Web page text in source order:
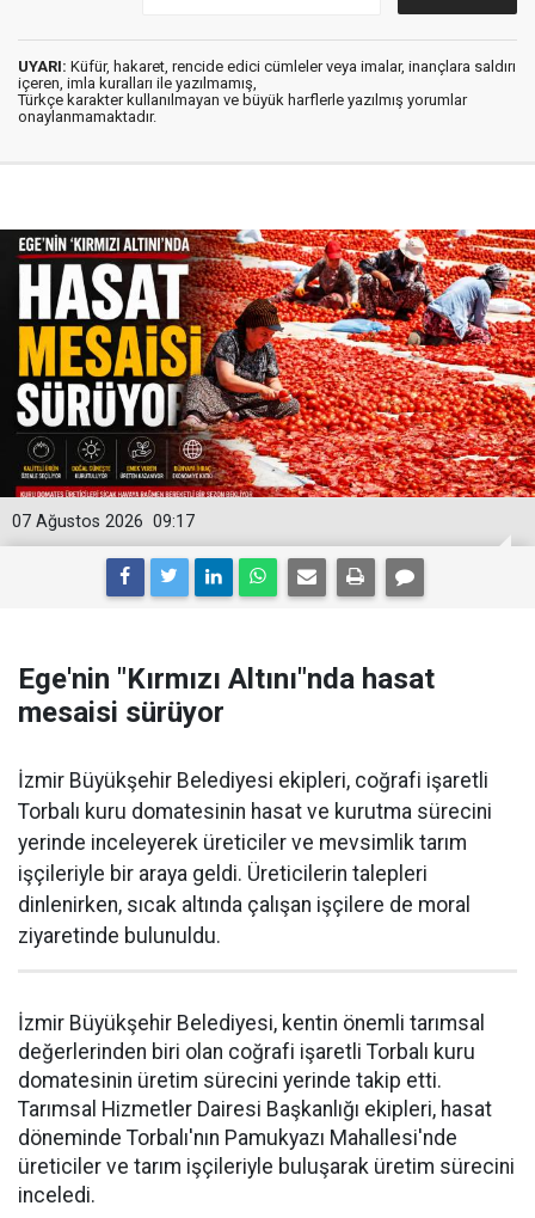
UYARI: Küfür, hakaret, rencide edici cümleler veya imalar, inançlara saldırı
içeren, imla kuralları ile yazılmamış,
Türkçe karakter kullanılmayan ve büyük harflerle yazılmış yorumlar
onaylanmamaktadır.
09:17
07 Ağustos 2026
Ege'nin "Kırmızı Altını"nda hasat
mesaisi sürüyor
İzmir Büyükşehir Belediyesi ekipleri, coğrafi işaretli
Torbalı kuru domatesinin hasat ve kurutma sürecini
yerinde inceleyerek üreticiler ve mevsimlik tarım
işçileriyle bir araya geldi. Üreticilerin talepleri
dinlenirken, sıcak altında çalışan işçilere de moral
ziyaretinde bulunuldu.
İzmir Büyükşehir Belediyesi, kentin önemli tarımsal
değerlerinden biri olan coğrafi işaretli Torbalı kuru
domatesinin üretim sürecini yerinde takip etti.
Tarımsal Hizmetler Dairesi Başkanlığı ekipleri, hasat
döneminde Torbalı'nın Pamukyazı Mahallesi'nde
üreticiler ve tarım işçileriyle buluşarak üretim sürecini
inceledi.